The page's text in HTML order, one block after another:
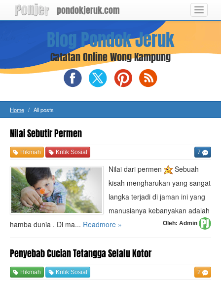
Langsung
Toggle
pondokjeruk.com
Blog Pondok Jeruk
Catatan Online Wong Kampung
Blog
Pondok
on
Blog
Pondok
on
Blog
Pondok
on
RSS
Feed
Home All posts
Nilai Sebutir Permen
Hikmah Kritik Sosial 7
Nilai dari permen
Sebuah
kisah mengharukan yang sangat
langka terjadi di jaman ini yang
manusianya kebanyakan adalah
hamba dunia . Di ma... Readmore » Oleh: Admin
Penyebab Cucian Tetangga Selalu Kotor
Hikmah Kritik Sosial 2